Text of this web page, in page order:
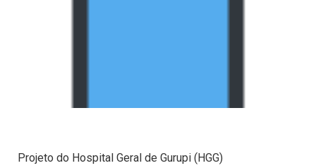
Projeto do Hospital Geral de Gurupi (HGG)